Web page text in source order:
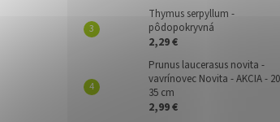
Thymus serpyllum -
pôdopokryvná
2,29 €
Prunus laucerasus novita -
vavrínovec Novita - AKCIA -
35 cm
2,99 €